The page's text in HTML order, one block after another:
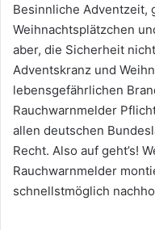
Besinnliche Adventzeit,
Weihnachtsplätzchen
aber, die Sicherheit
Adventskranz und
lebensgefährlichen
Rauchwarnmelder
allen deutschen
Recht. Also auf geht’s!
Rauchwarnmelder
schnellstmöglich